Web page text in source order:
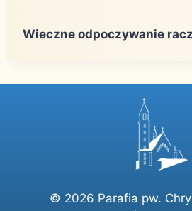
Wieczne odpoczywanie
© 2026 Parafia pw.